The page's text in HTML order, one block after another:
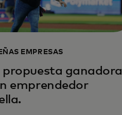
EMPRESAS
propuesta ganadora
emprendedor